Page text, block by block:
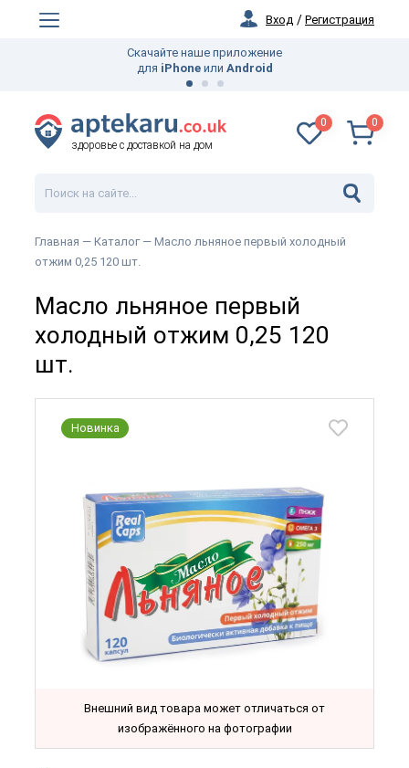
Вход / Регистрация
Скачайте наше приложение
для iPhone или Android
здоровье с доставкой на дом
0 0
Главная — Каталог — Масло льняное первый холодный
отжим 0,25 120 шт.
Масло льняное первый
холодный отжим 0,25 120
шт.
Новинка
Внешний вид товара может отличаться от
изображённого на фотографии